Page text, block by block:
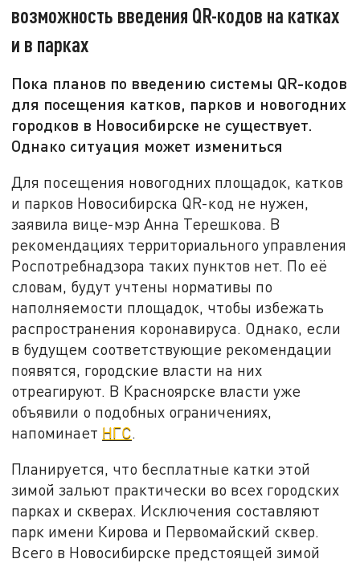
возможность введения QR-кодов на катках
и в парках
Пока планов по введению системы QR-кодов
для посещения катков, парков и новогодних
городков в Новосибирске не существует.
Однако ситуация может измениться
Для посещения новогодних площадок, катков
и парков Новосибирска QR-код не нужен,
заявила вице-мэр Анна Терешкова. В
рекомендациях территориального управления
Роспотребнадзора таких пунктов нет. По её
словам, будут учтены нормативы по
наполняемости площадок, чтобы избежать
распространения коронавируса. Однако, если
в будущем соответствующие рекомендации
появятся, городские власти на них
отреагируют. В Красноярске власти уже
объявили о подобных ограничениях,
напоминает НГС.
Планируется, что бесплатные катки этой
зимой зальют практически во всех городских
парках и скверах. Исключения составляют
парк имени Кирова и Первомайский сквер.
Всего в Новосибирске предстоящей зимой